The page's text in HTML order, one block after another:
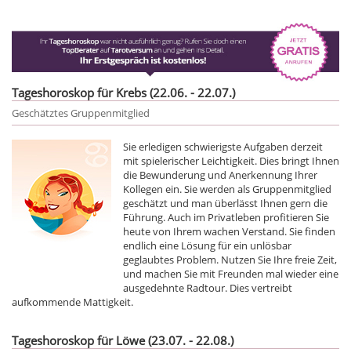
Tageshoroskop für Krebs (22.06. - 22.07.)
Geschätztes Gruppenmitglied
Sie erledigen schwierigste Aufgaben derzeit
mit spielerischer Leichtigkeit. Dies bringt Ihnen
die Bewunderung und Anerkennung Ihrer
Kollegen ein. Sie werden als Gruppenmitglied
geschätzt und man überlässt Ihnen gern die
Führung. Auch im Privatleben profitieren Sie
heute von Ihrem wachen Verstand. Sie finden
endlich eine Lösung für ein unlösbar
geglaubtes Problem. Nutzen Sie Ihre freie Zeit,
und machen Sie mit Freunden mal wieder eine
ausgedehnte Radtour. Dies vertreibt
aufkommende Mattigkeit.
Tageshoroskop für Löwe (23.07. - 22.08.)